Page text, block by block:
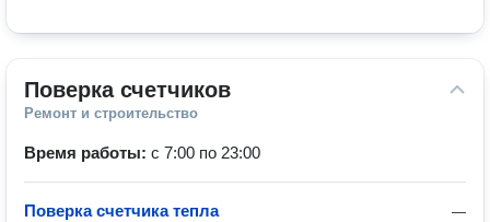
Поверка счетчиков
Ремонт и строительство
Время работы: с 7:00 по 23:00
—
Поверка счетчика тепла